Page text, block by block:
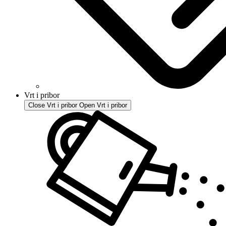
Vrt i pribor
Close Vrt i pribor Open Vrt i pribor